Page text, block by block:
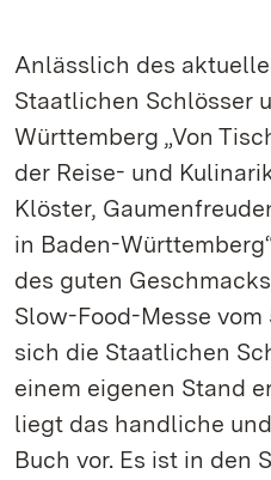
Anlässlich des
Staatlichen Schlösser
Württemberg „Von
der Reise- und
Klöster,
in Baden-
des guten
Slow-Food-Messe vom
sich die Staatlichen
einem eigenen Stand
liegt das handliche
Buch vor. Es ist in den